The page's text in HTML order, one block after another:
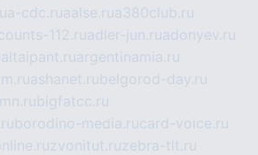
a-cdc.ruaalse.rua380club.ru
112.ruadler-jun.ruadonyev.ru
altaipant.ruargentinamia.ru
ashanet.rubelgorod-day.ru
bigfatcc.ru
borodino-media.rucard-voice.ru
zvonitut.ruzebra-tlt.ru